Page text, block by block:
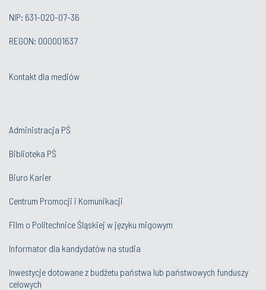
NIP: 631-020-07-36
REGON: 000001637
Kontakt dla mediów
Administracja PŚ
Biblioteka PŚ
Biuro Karier
Centrum Promocji i Komunikacji
Film o Politechnice Śląskiej w języku migowym
Informator dla kandydatów na studia
Inwestycje dotowane z budżetu państwa lub państwowych funduszy
celowych